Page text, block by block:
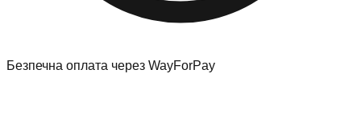
Безпечна оплата через WayForPay